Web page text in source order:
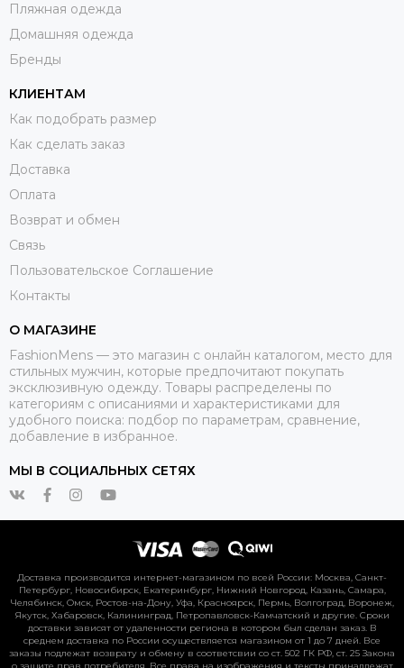
Пляжная одежда
Домашняя одежда
Бренды
КЛИЕНТАМ
Как подобрать размер
Как сделать заказ
Доставка
Оплата
Возврат и обмен
Связь
Пользовательское Соглашение
Контакты
О МАГАЗИНЕ
FashionMens — это магазин с онлайн каталогом, место для
стильных мужчин, которые предпочитают покупать
эксклюзивную одежду. Товары распределены по
категориям с описаниями и характеристиками для
удобного поиска: подбор по параметрам, сравнение,
добавление в избранное.
МЫ В СОЦИАЛЬНЫХ СЕТЯХ
Доставка производится интернет-магазином по всей России: Москва, Санкт-
Петербург, Новосибирск, Екатеринбург, Нижний Новгород, Казань, Самара,
Челябинск, Омск, Ростов-на-Дону, Уфа, Красноярск, Пермь, Волгоград, Воронеж,
Якутск, Хабаровск, Калининград, Петропавловск-Камчатский и другие. Сроки
доставки зависят от удаленности региона в котором был сделан заказ. В
среднем доставка по России осуществляется магазином от 1 до 7 дней. Все
заказы подлежат возврату и обмену в соответсвии со ст. 502 ГК РФ, ст. 25 Закона